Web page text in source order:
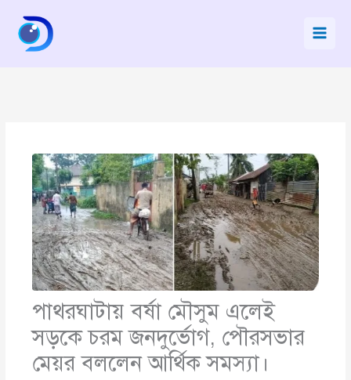
content
পাথরঘাটায় বর্ষা মৌসুম এলেই
সড়কে চরম জনদুর্ভোগ, পৌরসভার
মেয়র বললেন আর্থিক সমস্যা।